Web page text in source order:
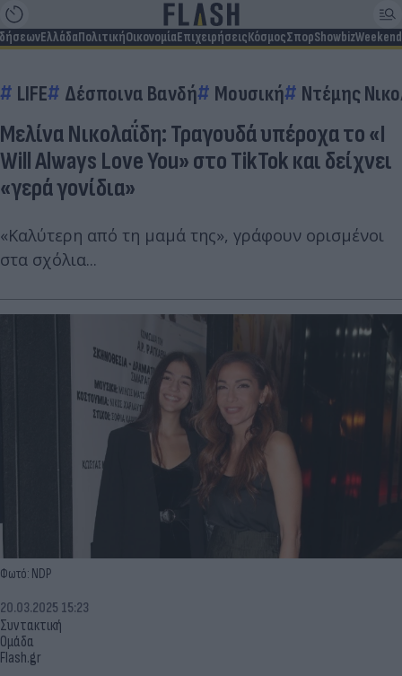
ΕλλάδαΠολιτικήΟικονομίαΕπιχειρήσειςΚόσμοςΣπορShowbizWeekend
LIFE Δέσποινα Βανδή Μουσική Ντέμης
Μελίνα Νικολαΐδη: Τραγουδά υπέροχα το «I
Will Always Love You» στο TikTok και δείχνει
«γερά γονίδια»
«Καλύτερη από τη μαμά της», γράφουν ορισμένοι
στα σχόλια...
Φωτό: NDP
Συντακτική
Ομάδα
Flash.gr
20.03.2025 15:23